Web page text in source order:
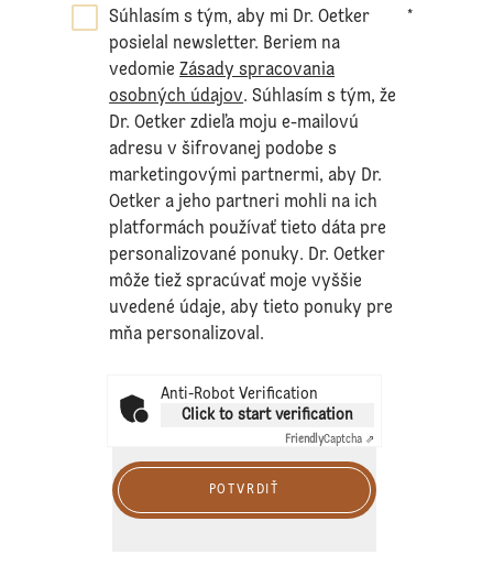
Súhlasím s tým, aby mi Dr. Oetker
posielal newsletter. Beriem na
vedomieZásady spracovania
osobných údajov. Súhlasím s tým, že
Dr. Oetker zdieľa moju e-mailovú
adresu v šifrovanej podobe s
marketingovými partnermi, aby Dr.
Oetker a jeho partneri mohli na ich
platformách používať tieto dáta pre
personalizované ponuky. Dr. Oetker
môže tiež spracúvať moje vyššie
uvedené údaje, aby tieto ponuky pre
mňa personalizoval.
*
Anti-Robot Verification
Click to start verification
FriendlyCaptcha ⇗
POTVRDIŤ